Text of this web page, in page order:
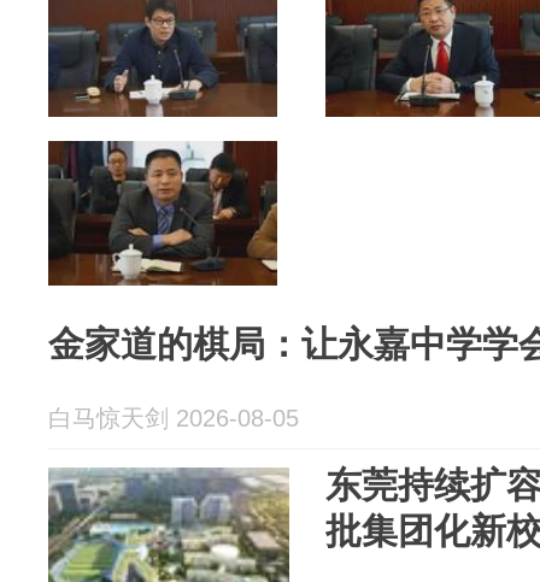
金家道的棋局：让永嘉中学学
白马惊天剑 2026-08-05
东莞持续扩
批集团化新